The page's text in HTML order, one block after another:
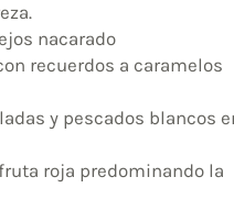
nacarado
recuerdos a caramelos
y pescados blancos
roja predominando la